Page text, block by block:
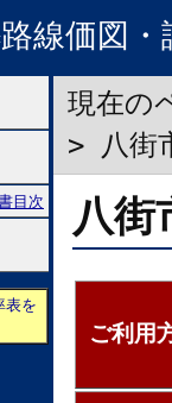
路線価図・
目次
表を
現在の
> 八街
八街
ご利用